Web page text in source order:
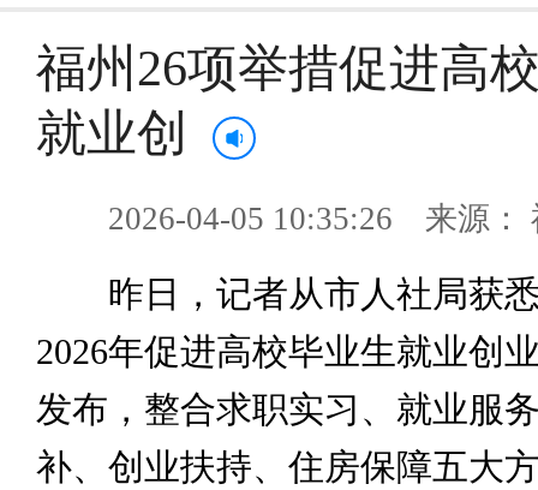
福州26项举措促进高
就业创
2026-04-05 10:35:26 来源：
昨日，记者从市人社局获悉
2026年促进高校毕业生就业创
发布，整合求职实习、就业服
补、创业扶持、住房保障五大